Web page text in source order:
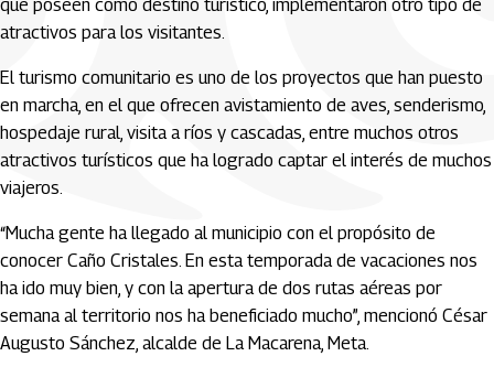
que poseen como destino turístico, implementaron otro tipo de
atractivos para los visitantes.
El turismo comunitario es uno de los proyectos que han puesto
en marcha, en el que ofrecen avistamiento de aves, senderismo,
hospedaje rural, visita a ríos y cascadas, entre muchos otros
atractivos turísticos que ha logrado captar el interés de muchos
viajeros.
“Mucha gente ha llegado al municipio con el propósito de
conocer Caño Cristales. En esta temporada de vacaciones nos
ha ido muy bien, y con la apertura de dos rutas aéreas por
semana al territorio nos ha beneficiado mucho”, mencionó César
Augusto Sánchez, alcalde de La Macarena, Meta.